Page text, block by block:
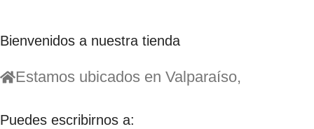
Bienvenidos a nuestra tienda
Estamos ubicados en Valparaíso,
Puedes escribirnos a: